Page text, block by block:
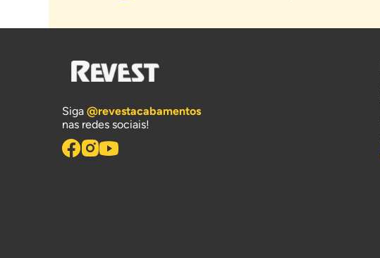
Siga @revestacabamentos
nas redes sociais!